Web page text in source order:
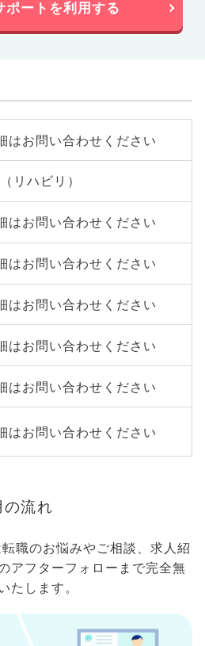
ポートを利用する
はお問い合わせください
リハビリ）
はお問い合わせください
はお問い合わせください
はお問い合わせください
はお問い合わせください
はお問い合わせください
はお問い合わせください
流れ
職のお悩みやご相談、求人紹
アフターフォローまで完全無
たします。